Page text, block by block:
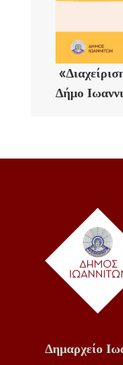
Δήμο
Δημαρχείο